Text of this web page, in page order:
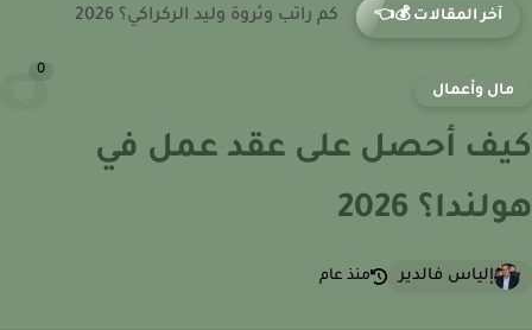
آخر المقالات 💰👈 كم راتب وثروة اللاعب عمر مرموش؟ 2026
وأعمال
أحصل على عقد عمل في
2026
إلياس فالدير منذ عام